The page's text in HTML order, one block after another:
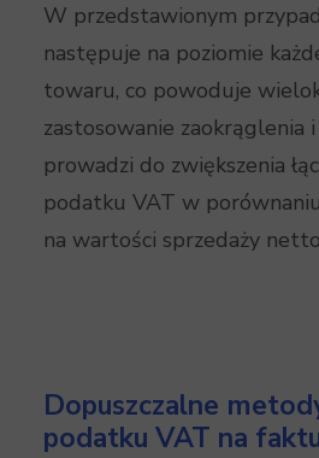
W przedstawionym
następuje na poziomie
towaru, co powoduje
zastosowanie zaokrąglenia
prowadzi do zwiększenia
podatku VAT w
na wartości sprzedaży
Dopuszczalne
podatku VAT na